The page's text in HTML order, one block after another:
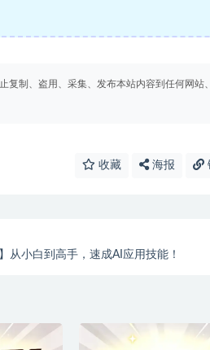
复制、盗用、采集、发布本站内容到任何网站
收藏 海报
从小白到高手，速成AI应用技能！